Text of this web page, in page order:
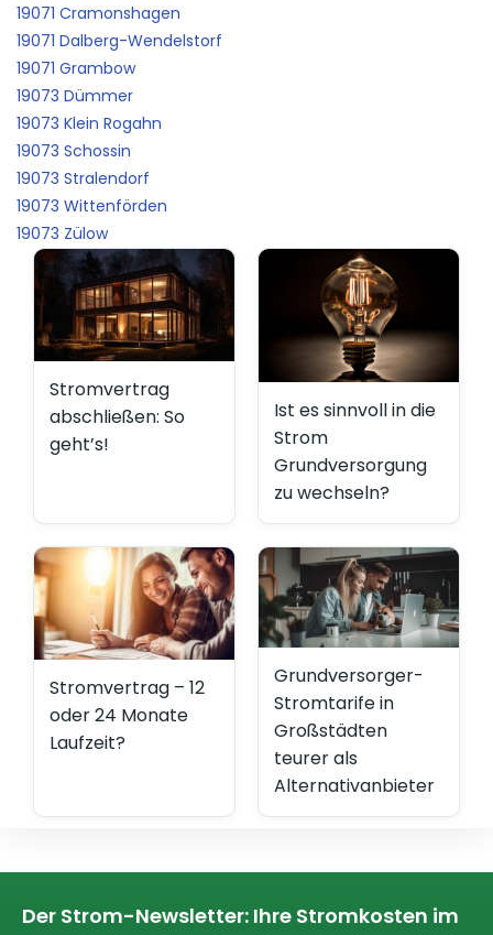
19071 Cramonshagen
19071 Dalberg-Wendelstorf
19071 Grambow
19073 Dümmer
19073 Klein Rogahn
19073 Schossin
19073 Stralendorf
19073 Wittenförden
19073 Zülow
Stromvertrag
abschließen: So
geht’s!
Ist es sinnvoll in die
Strom
Grundversorgung
zu wechseln?
Stromvertrag – 12
oder 24 Monate
Laufzeit?
Grundversorger-
Stromtarife in
Großstädten
teurer als
Alternativanbieter
Der Strom-Newsletter: Ihre Stromkosten im